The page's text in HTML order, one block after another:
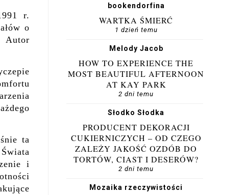
r.
o
Autor
ta
i
bookendorfina
WARTKA ŚMIERĆ
1 dzień temu
Melody Jacob
HOW TO EXPERIENCE THE
MOST BEAUTIFUL AFTERNOON
AT KAY PARK
2 dni temu
Słodko Słodka
PRODUCENT DEKORACJI
CUKIERNICZYCH – OD CZEGO
ZALEŻY JAKOŚĆ OZDÓB DO
TORTÓW, CIAST I DESERÓW?
2 dni temu
Mozaika rzeczywistości